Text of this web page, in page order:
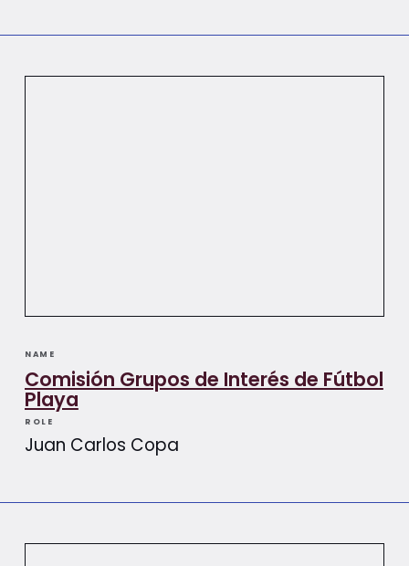
NAME
Comisión Grupos de Interés de Fútbol
Playa
ROLE
Juan Carlos Copa